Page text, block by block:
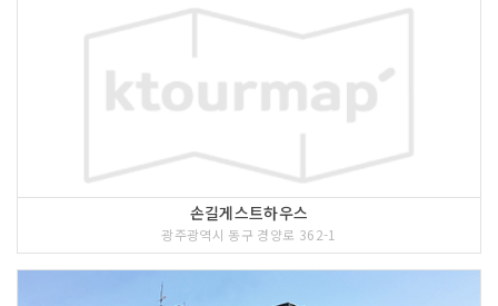
손길게스트하우스
광주광역시 동구 경양로 362-1